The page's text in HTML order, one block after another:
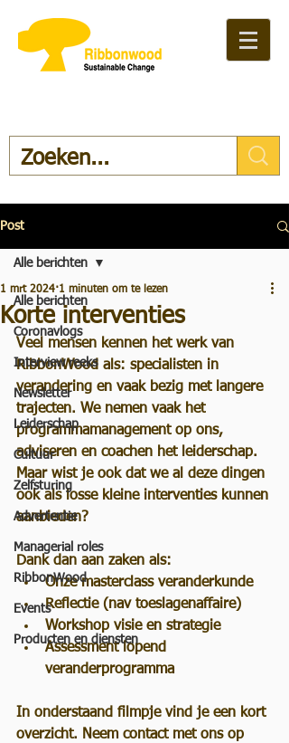
Post
Alle berichten
Coronavlogs
Interview reeks
Newsletter
Leiderschap
Cultuur
Zelfsturing
Advertentie
Managerial roles
RibbonWood
Events
Producten en diensten
Alle berichten
Korte interventies
1 mrt 2024 1 minuten om te lezen
Veel mensen kennen het werk van
RibbonWood als: specialisten in
verandering en vaak bezig met langere
trajecten. We nemen vaak het
programmamanagement op ons,
adviseren en coachen het leiderschap.
Maar wist je ook dat we al deze dingen
ook als losse kleine interventies kunnen
aanbieden?
Dank dan aan zaken als:
Onze masterclass veranderkunde
Reflectie (nav toeslagenaffaire)
Workshop visie en strategie
Assessment lopend
veranderprogramma
In onderstaand filmpje vind je een kort
overzicht. Neem contact met ons op